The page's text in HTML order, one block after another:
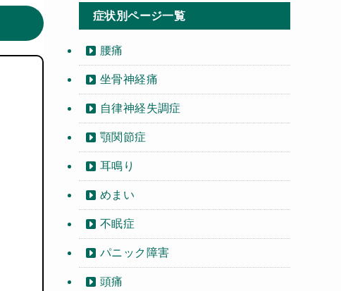
症状別ページ一覧
腰痛
坐骨神経痛
自律神経失調症
顎関節症
耳鳴り
めまい
不眠症
パニック障害
頭痛